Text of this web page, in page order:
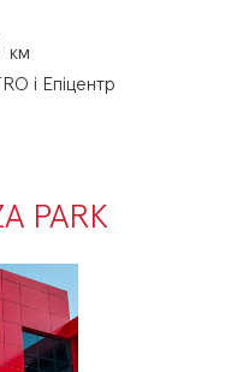
км
і Епіцентр
PARK